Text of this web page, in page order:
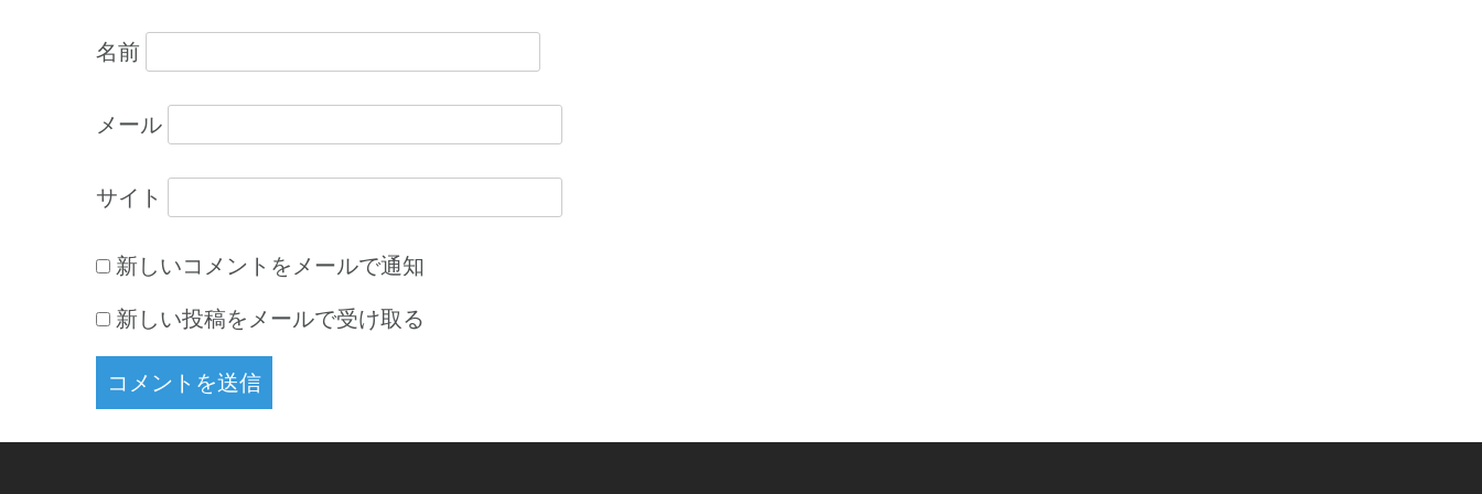
名前
メール
サイト
新しいコメントをメールで通知
新しい投稿をメールで受け取る